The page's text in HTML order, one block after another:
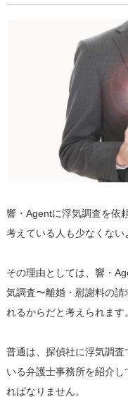
響・Agentに浮気調査を依
考えている人も少なくない
その理由としては、響・
気調査〜離婚・慰謝料の
れるからだと考えられます。
普通は、探偵社に浮気調
いる弁護士事務所を紹介
ればなりません。